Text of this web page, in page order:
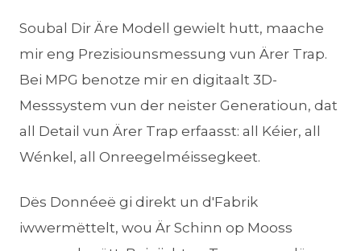
Soubal Dir Äre Modell gewielt hutt, maache
mir eng Prezisiounsmessung vun Ärer Trap.
Bei MPG benotze mir en digitaalt 3D-
Messsystem vun der neister Generatioun, dat
all Detail vun Ärer Trap erfaasst: all Kéier, all
Wénkel, all Onreegelméissegkeet.
Dës Donnéeë gi direkt un d'Fabrik
iwwermëttelt, wou Är Schinn op Mooss